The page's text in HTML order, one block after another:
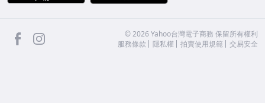
facebook ©2026 Yahoo台灣電子商務 保留所有權利
服務條款
隱私權 拍賣使用規範 交易安全